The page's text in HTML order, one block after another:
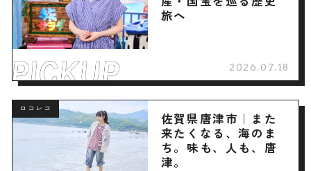
旅へ
2026.07.18
ロコレコ
佐賀県唐津市｜また
来たくなる、海のま
ち。味も、人も、唐
津。